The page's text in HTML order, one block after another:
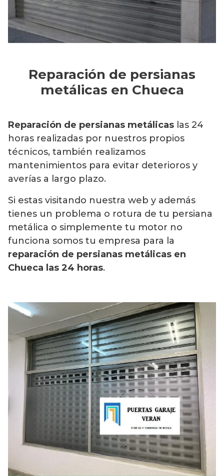
Reparación de persianas
metálicas en Chueca
Reparación de persianas metálicas las 24
horas realizadas por nuestros propios
técnicos, también realizamos
mantenimientos para evitar deterioros y
averías a largo plazo.
Si estas visitando nuestra web y además
tienes un problema o rotura de tu persiana
metálica o simplemente tu motor no
funciona somos tu empresa para la
reparación de persianas metálicas en
Chueca las 24 horas.